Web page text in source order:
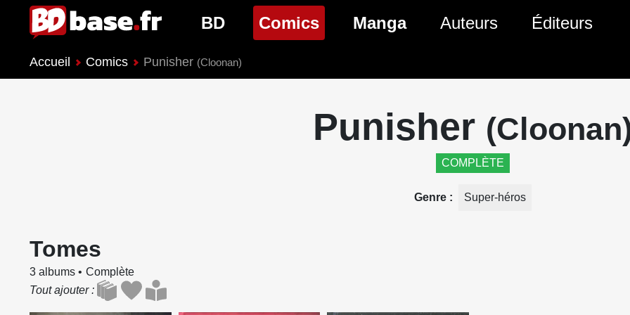
BD
Nouveautés BD
Comics(page courante)
Genres Comics
Manga
Genres Manga
Auteurs Éditeurs
Accueil Comics Punisher (Cloonan)
Punisher
COMPLÈTE
Genre Super-héros
Tomes
3 albums
Complète
Tout ajouter